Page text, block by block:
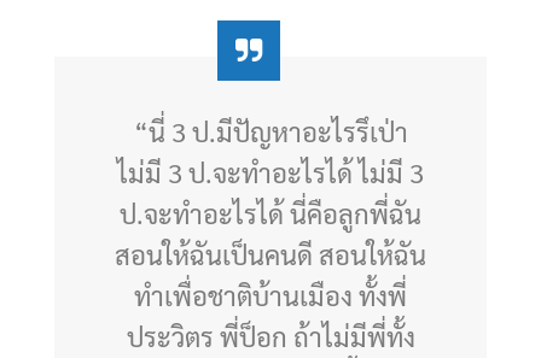
“นี่ 3 ป.มีปัญหาอะไรรึเป่า
ไม่มี 3 ป.จะทำอะไรได้ ไม่มี 3
ป.จะทำอะไรได้ นี่คือลูกพี่ฉัน
สอนให้ฉันเป็นคนดี สอนให้ฉัน
ทำเพื่อชาติบ้านเมือง ทั้งพี่
ประวิตร พี่ป็อก ถ้าไม่มีพี่ทั้ง